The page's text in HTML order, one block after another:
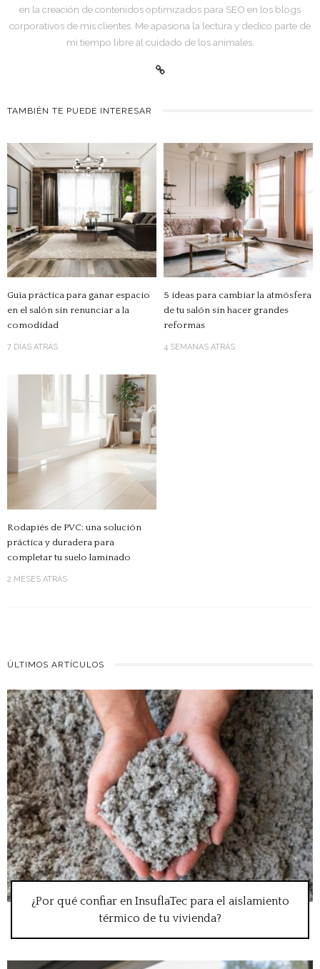
en la creación de contenidos optimizados para SEO en los blogs
corporativos de mis clientes. Me apasiona la lectura y dedico parte de
mi tiempo libre al cuidado de los animales.
TAMBIÉN TE PUEDE INTERESAR
Guía práctica para ganar espacio
en el salón sin renunciar a la
comodidad
7 DÍAS ATRÁS
5 ideas para cambiar la atmósfera
de tu salón sin hacer grandes
reformas
4 SEMANAS ATRÁS
Rodapiés de PVC: una solución
práctica y duradera para
completar tu suelo laminado
2 MESES ATRÁS
ÚLTIMOS ARTÍCULOS
¿Por qué confiar en InsuflaTec para el aislamiento
térmico de tu vivienda?